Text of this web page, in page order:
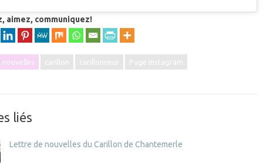
aimez, communiquez!
carillon carillonneur Page Instagram
liés
Lettre de nouvelles du Carillon de Chantemerle